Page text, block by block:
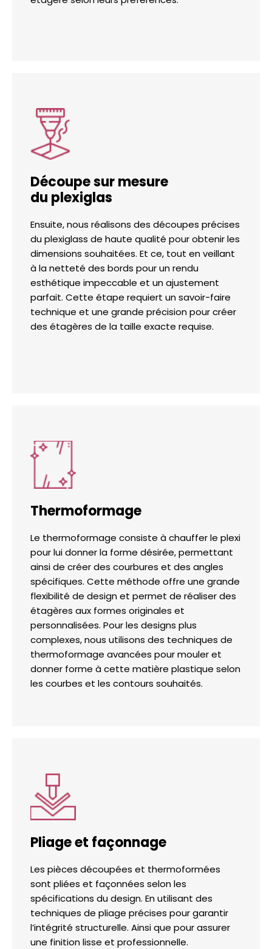
Découpe sur mesure
du plexiglas
Ensuite, nous réalisons des découpes précises
du plexiglass de haute qualité pour obtenir les
dimensions souhaitées. Et ce, tout en veillant
à la netteté des bords pour un rendu
esthétique impeccable et un ajustement
parfait. Cette étape requiert un savoir-faire
technique et une grande précision pour créer
des étagères de la taille exacte requise.
Thermoformage
Le thermoformage consiste à chauffer le plexi
pour lui donner la forme désirée, permettant
ainsi de créer des courbures et des angles
spécifiques. Cette méthode offre une grande
flexibilité de design et permet de réaliser des
étagères aux formes originales et
personnalisées. Pour les designs plus
complexes, nous utilisons des techniques de
thermoformage avancées pour mouler et
donner forme à cette matière plastique selon
les courbes et les contours souhaités.
Pliage et façonnage
Les pièces découpées et thermoformées
sont pliées et façonnées selon les
spécifications du design. En utilisant des
techniques de pliage précises pour garantir
l’intégrité structurelle. Ainsi que pour assurer
une finition lisse et professionnelle.